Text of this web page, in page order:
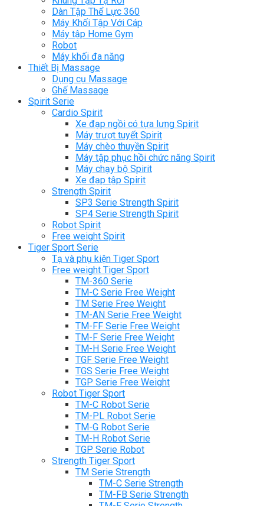
Dàn Tập Thể Lực 360
Máy Khối Tập Với Cáp
Máy tập Home Gym
Robot
Máy khối đa năng
Thiết Bị Massage
Dụng cụ Massage
Ghế Massage
Spirit Serie
Cardio Spirit
Xe đạp ngồi có tựa lưng Spirit
Máy trượt tuyết Spirit
Máy chèo thuyền Spirit
Máy tập phục hồi chức năng Spirit
Máy chạy bộ Spirit
Xe đạp tập Spirit
Strength Spirit
SP3 Serie Strength Spirit
SP4 Serie Strength Spirit
Robot Spirit
Free weight Spirit
Tiger Sport Serie
Tạ và phụ kiện Tiger Sport
Free weight Tiger Sport
TM-360 Serie
TM-C Serie Free Weight
TM Serie Free Weight
TM-AN Serie Free Weight
TM-FF Serie Free Weight
TM-F Serie Free Weight
TM-H Serie Free Weight
TGF Serie Free Weight
TGS Serie Free Weight
TGP Serie Free Weight
Robot Tiger Sport
TM-C Robot Serie
TM-PL Robot Serie
TM-G Robot Serie
TM-H Robot Serie
TGP Serie Robot
Strength Tiger Sport
TM Serie Strength
TM-C Serie Strength
TM-FB Serie Strength